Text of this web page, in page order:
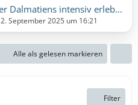
bis 12.10.2026 (Montag, 28. September 2026, 00:00 – Montag, 12. Oktober 2026, 00:00)
September 2025 um 16:21
Alle als gelesen markieren
Filter